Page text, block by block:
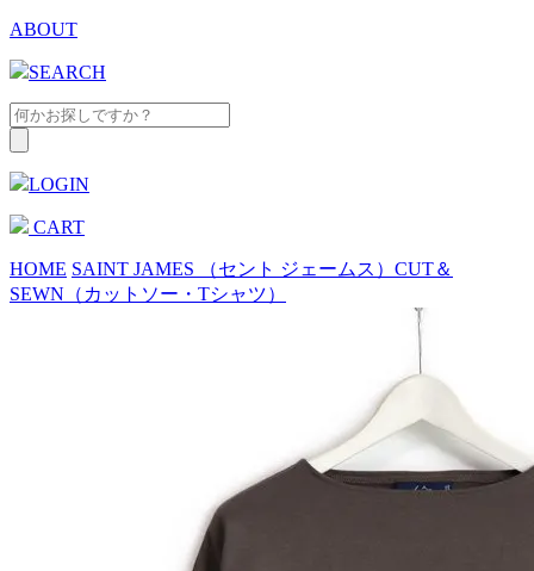
ABOUT
SEARCH
LOGIN
CART
HOME SAINT JAMES （セント ジェームス） CUT＆
SEWN（カットソー・Tシャツ）